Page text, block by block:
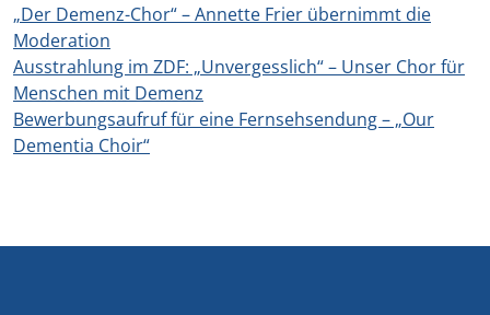
„Der Demenz-Chor“ – Annette Frier übernimmt die
Moderation
Ausstrahlung im ZDF: „Unvergesslich“ – Unser Chor für
Menschen mit Demenz
Bewerbungsaufruf für eine Fernsehsendung – „Our
Dementia Choir“